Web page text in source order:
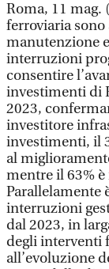
Roma, 11 mag.
ferroviaria
manutenzione
interruzioni
consentire
investimenti di
2023,
investitore
investimenti, il
al
mentre il 63%
Parallelamente
interruzioni
dal 2023, in
degli interventi
all’evoluzione